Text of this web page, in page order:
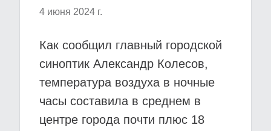
4 июня 2024 г.
Как сообщил главный городской
синоптик Александр Колесов,
температура воздуха в ночные
часы составила в среднем в
центре города почти плюс 18